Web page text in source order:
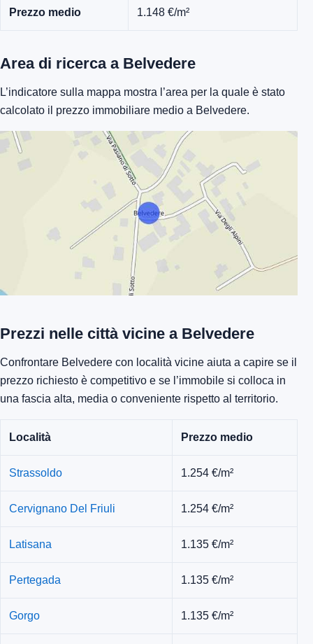
Prezzo medio 1.148 €/m²
Area di ricerca a Belvedere
L’indicatore sulla mappa mostra l’area per la quale è stato
calcolato il prezzo immobiliare medio a Belvedere.
Prezzi nelle città vicine a Belvedere
Confrontare Belvedere con località vicine aiuta a capire se il
prezzo richiesto è competitivo e se l’immobile si colloca in
una fascia alta, media o conveniente rispetto al territorio.
Località Prezzo medio
Strassoldo 1.254 €/m²
Cervignano Del Friuli 1.254 €/m²
Latisana 1.135 €/m²
Pertegada 1.135 €/m²
Gorgo 1.135 €/m²